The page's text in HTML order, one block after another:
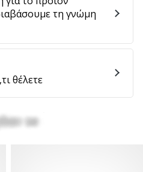
προϊόν
τη γνώμη
θέλετε